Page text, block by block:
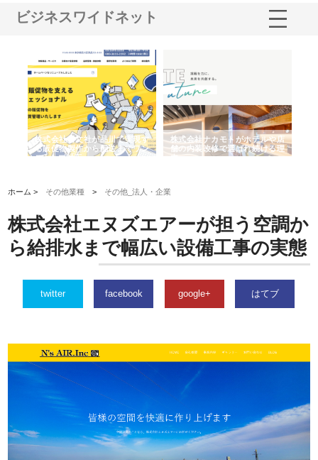
ビジネスワイドネット
株式会社耕文社が品川で実現す
る販促物製作から配送までワン
ストップ対応
株式会社ナカモトがホテルや店
舗の内装改修で選ばれ続ける理
由
ホーム > その他業種 > その他_法人・企業
株式会社エヌズエアーが担う空調か
ら給排水まで幅広い設備工事の実態
twitter facebook google+ はてブ